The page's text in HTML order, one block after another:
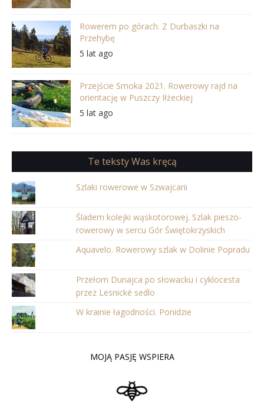
Rowerem po górach. Z Durbaszki na
Przehybę
5 lat ago
Przejście Smoka 2021. Rowerowy rajd na
orientację w Puszczy Iłżeckiej
5 lat ago
Te teksty Was kręcą
Szlaki rowerowe w Szwajcarii
Śladem kolejki wąskotorowej. Szlak pieszo-
rowerowy w sercu Gór Świętokrzyskich
Aquavelo. Rowerowy szlak w Dolinie Popradu
Przełom Dunajca po słowacku i cyklocesta
przez Lesnické sedlo
W krainie łagodności. Ponidzie
MOJĄ PASJĘ WSPIERA